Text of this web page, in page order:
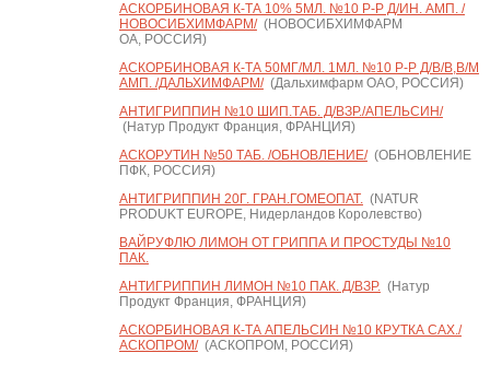
АСКОРБИНОВАЯ К-ТА 10% 5МЛ. №10 Р-Р Д/ИН. АМП. /
НОВОСИБХИМФАРМ/(НОВОСИБХИМФАРМ
ОА, РОССИЯ)
АСКОРБИНОВАЯ К-ТА 50МГ/МЛ. 1МЛ. №10 Р-Р Д/В/В,В/М
АМП. /ДАЛЬХИМФАРМ/(Дальхимфарм ОАО, РОССИЯ)
АНТИГРИППИН №10 ШИП.ТАБ. Д/ВЗР./АПЕЛЬСИН/
(Натур Продукт Франция, ФРАНЦИЯ)
АСКОРУТИН №50 ТАБ. /ОБНОВЛЕНИЕ/(ОБНОВЛЕНИЕ
ПФК, РОССИЯ)
АНТИГРИППИН 20Г. ГРАН.ГОМЕОПАТ.(NATUR
PRODUKT EUROPE, Нидерландов Королевство)
ВАЙРУФЛЮ ЛИМОН ОТ ГРИППА И ПРОСТУДЫ №10
ПАК.
АНТИГРИППИН ЛИМОН №10 ПАК. Д/ВЗР.(Натур
Продукт Франция, ФРАНЦИЯ)
АСКОРБИНОВАЯ К-ТА АПЕЛЬСИН №10 КРУТКА САХ./
АСКОПРОМ/(АСКОПРОМ, РОССИЯ)